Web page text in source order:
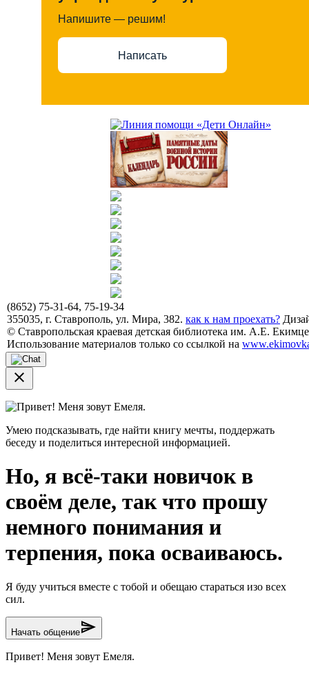
Напишите — решим!
Написать
(8652) 75-31-64, 75-19-34
355035, г. Ставрополь, ул. Мира, 382. как к нам проехать?
© Ставропольская краевая детская библиотека им. А.Е.
Использование материалов только со ссылкой на
close
Привет! Меня зовут Емеля.
Умею подсказывать, где найти книгу мечты, поддержать
беседу и поделиться интересной информацией.
Но, я всё-таки новичок в
своём деле, так что прошу
немного понимания и
терпения, пока осваиваюсь.
Я буду учиться вместе с тобой и обещаю стараться изо всех
сил.
Начать общениеsend
Привет! Меня зовут Емеля.